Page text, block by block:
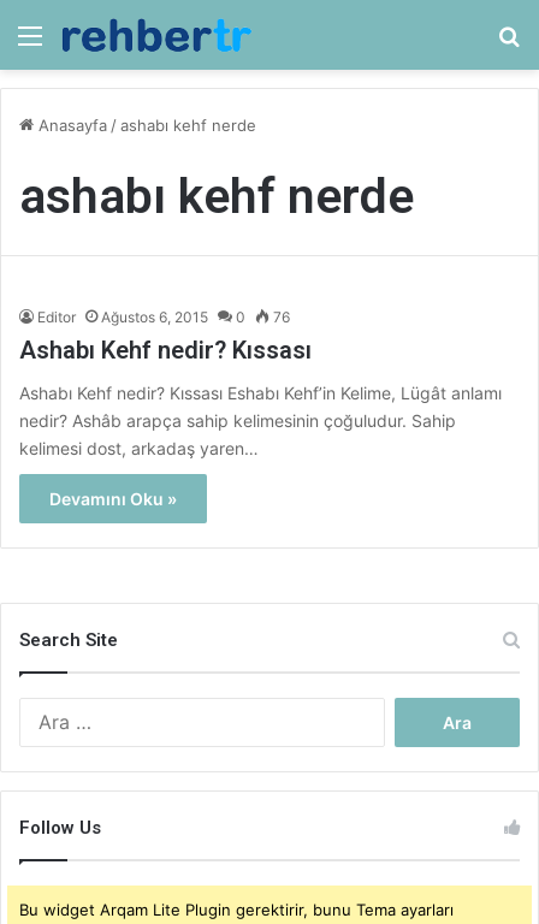
Menü
Anasayfa /ashabı kehf nerde
ashabı kehf nerde
Editor Ağustos 6, 2015 0 76
Ashabı Kehf nedir? Kıssası
Ashabı Kehf nedir? Kıssası Eshabı Kehf’in Kelime, Lügât anlamı
nedir? Ashâb arapça sahip kelimesinin çoğuludur. Sahip
kelimesi dost, arkadaş yaren…
Devamını Oku »
Search Site
Follow Us
Bu widget Arqam Lite Plugin gerektirir, bunu Tema ayarları